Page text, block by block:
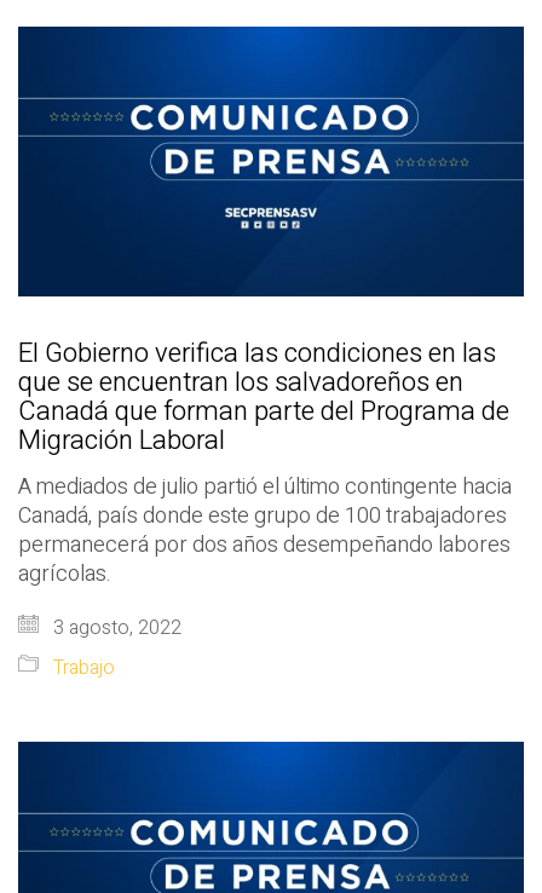
El Gobierno verifica las condiciones en las
que se encuentran los salvadoreños en
Canadá que forman parte del Programa de
Migración Laboral
A mediados de julio partió el último contingente hacia
Canadá, país donde este grupo de 100 trabajadores
permanecerá por dos años desempeñando labores
agrícolas.
3 agosto, 2022
Trabajo